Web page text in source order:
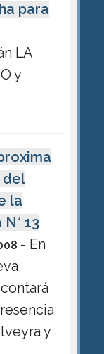
para
LA
y
del
la
13
- En
y